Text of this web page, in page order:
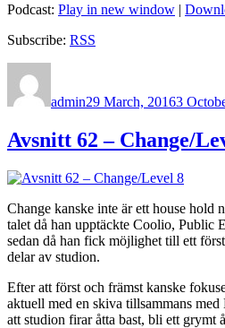
Podcast: Play in new window |
Subscribe: RSS
admin29 March, 20163
Avsnitt 62 – Change/
Change kanske inte är ett house hold
talet då han upptäckte Coolio, Public
sedan då han fick möjlighet till ett
delar av studion.
Efter att först och främst kanske
aktuell med en skiva tillsammans
att studion firar åtta bast, bli ett grymt